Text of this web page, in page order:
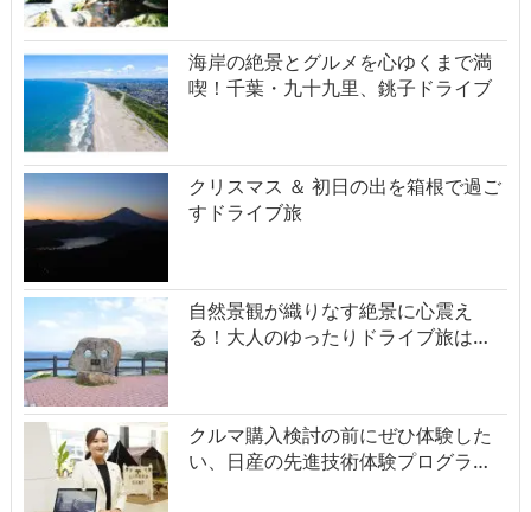
海岸の絶景とグルメを心ゆくまで満
喫！千葉・九十九里、銚子ドライブ
クリスマス ＆ 初日の出を箱根で過ご
すドライブ旅
自然景観が織りなす絶景に心震え
る！大人のゆったりドライブ旅は…
クルマ購入検討の前にぜひ体験した
い、日産の先進技術体験プログラ…